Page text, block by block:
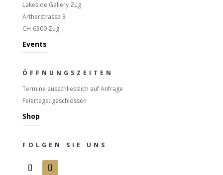
Lakeside Gallery Zug
Artherstrasse 3
CH-6300 Zug
Events
ÖFFNUNGSZEITEN
Termine ausschliesslich auf Anfrage
Feiertage: geschlossen
Shop
FOLGEN SIE UNS